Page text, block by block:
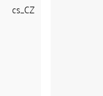
cs_CZ